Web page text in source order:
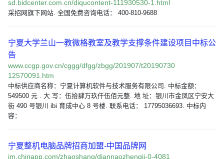
sd.bidcenter.com.cn/diqucontent-111930530-1.html
采招网旗下网站. 全国免费咨询电话： 400-810-9688
宁夏大学兰山一教微格教室及教学支撑条件建设项目中标公
告
www.ccgp.gov.cn/cggg/dfgg/zbgg/201907/t20190730
12570091.htm
中标供应商名称：宁夏计算机软件与技术服务有限公司. 中标金额：
549500 元 . 大 写：伍拾肆万玖仟伍佰元整. 地 址：银川市金凤区宁安大
街 490 号银川 ibi 育成中心 8 号楼. 联系电话： 17795036693. 中标内
容：
宁夏整机电脑品牌招商加盟-中国品牌网
jm.chinapp.com/zhaoshang/diannaozhengji-0-4081